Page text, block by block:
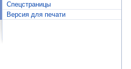
Спецстраницы
Версия для печати